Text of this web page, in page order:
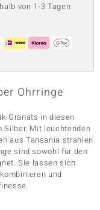
von 1-3 Tagen
Ohrringe
Granats in diesen
Silber. Mit leuchtenden
aus Tansania strahlen
sind sowohl für den
Sie lassen sich
und